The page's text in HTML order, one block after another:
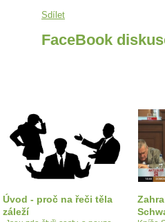
Sdílet
FaceBook
Úvod - proč na řeči těla
záleží